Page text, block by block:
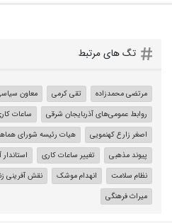
تگ های مرتبط
مرتضی محمدزاده تقی کرمی معاون
روابط عمومی‌های آذربایجان شرقی
ساعات
اصغر زارع کهنمویی
هیات رئیسه شورای
پیوند مذهبی
تغییر ساعات کاری
نظام سلامت
انهدام موشک نقش آفرینی
میراث فرهنگی‌